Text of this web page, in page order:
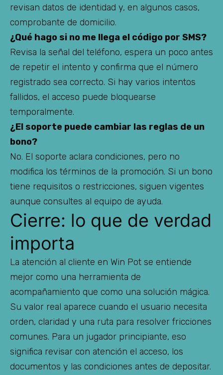
revisan datos de identidad y, en algunos casos,
comprobante de domicilio.
¿Qué hago si no me llega el código por SMS?
Revisa la señal del teléfono, espera un poco antes
de repetir el intento y confirma que el número
registrado sea correcto. Si hay varios intentos
fallidos, el acceso puede bloquearse
temporalmente.
¿El soporte puede cambiar las reglas de un
bono?
No. El soporte aclara condiciones, pero no
modifica los términos de la promoción. Si un bono
tiene requisitos o restricciones, siguen vigentes
aunque consultes al equipo de ayuda.
Cierre: lo que de verdad
importa
La atención al cliente en Win Pot se entiende
mejor como una herramienta de
acompañamiento que como una solución mágica.
Su valor real aparece cuando el usuario necesita
orden, claridad y una ruta para resolver fricciones
comunes. Para un jugador principiante, eso
significa revisar con atención el acceso, los
documentos y las condiciones antes de depositar.